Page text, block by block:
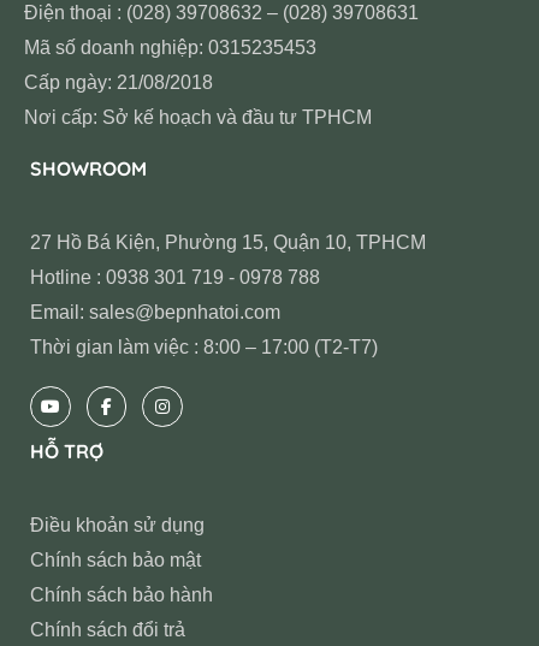
Điện thoại : (028) 39708632 – (028) 39708631
Mã số doanh nghiệp: 0315235453
Cấp ngày: 21/08/2018
Nơi cấp: Sở kế hoạch và đầu tư TPHCM
SHOWROOM
27 Hồ Bá Kiện, Phường 15, Quận 10, TPHCM
Hotline : 0938 301 719 - 0978 788
Email: sales@bepnhatoi.com
Thời gian làm việc : 8:00 – 17:00 (T2-T7)
HỖ TRỢ
Điều khoản sử dụng
Chính sách bảo mật
Chính sách bảo hành
Chính sách đổi trả